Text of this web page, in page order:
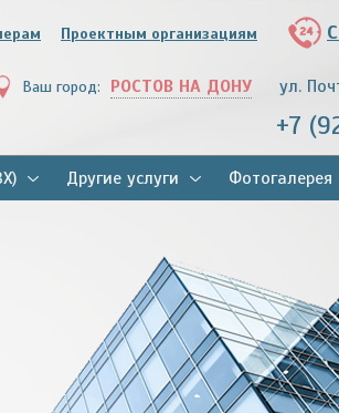
Проектным организациям
Ваш город: РОСТОВ НА ДОНУ ул.
+7
Другие услуги Фотогалерея